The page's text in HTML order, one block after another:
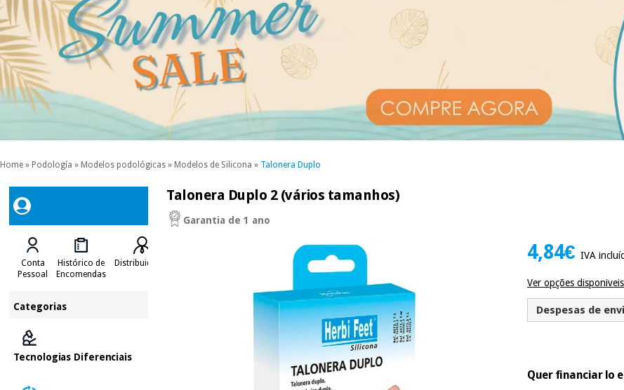
Home » Podología » Modelos podológicas » Modelos de Silicona » Talonera Duplo
Conta
Pessoal
Histórico de
Encomendas
Distribuidores
Categorias
Tecnologias Diferenciais
Talonera Duplo 2 (vários tamanhos)
Garantia de 1 ano
4,84€IVA
Ver opções disponiveis
Despesas de
Quer financiar lo